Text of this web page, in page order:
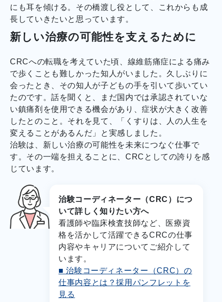
にも耳を傾ける。その橋渡し役として、これからも成
長していきたいと思っています。
新しい治療の可能性を支えるために
CRCへの転職を考えていた頃、線維筋痛症による痛み
で歩くことも難しかった知人がいました。久しぶりに
会ったとき、その知人が子どもの手を引いて歩いてい
たのです。話を聞くと、まだ国内では承認されていな
い鎮痛剤を使用できる機会があり、症状が大きく改善
したとのこと。それを見て、「くすりは、人の人生を
変えることがあるんだ」と実感しました。
治験は、新しい治療の可能性を未来につなぐ仕事で
す。その一端を担えることに、 CRC としての誇りを感
じています。
治験コーディネーター（CRC）につ
いて詳しく知りたい方へ
看護師や臨床検査技師など、医療資
格を活かして活躍できるCRCの仕事
内容やキャリアについてご紹介して
います。
■ 治験コーディネーター（CRC）の
仕事内容とは？採用パンフレットを
見る